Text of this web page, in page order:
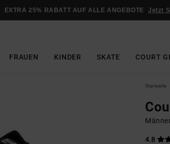
EXTRA 25% RABATT AUF ALLE ANGEBOTE Jetzt
FRAUEN KINDER SKATE COURT
Startseite
4.8